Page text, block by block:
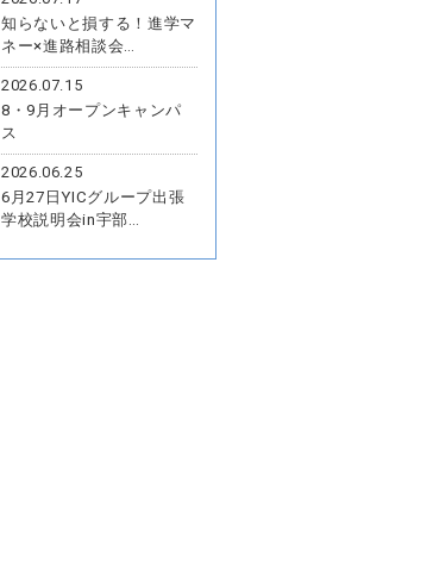
知らないと損する！進学マ
ネー×進路相談会…
2026.07.15
8・9月オープンキャンパ
ス
2026.06.25
6月27日YICグループ出張
学校説明会in宇部…